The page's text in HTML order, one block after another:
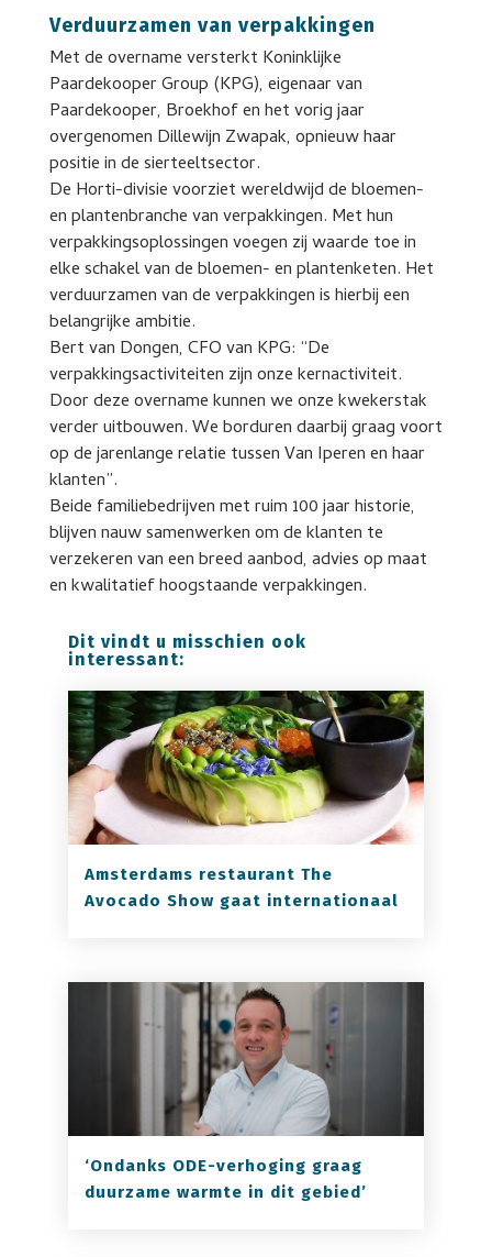
Verduurzamen van verpakkingen
Met de overname versterkt Koninklijke
Paardekooper Group (KPG), eigenaar van
Paardekooper, Broekhof en het vorig jaar
overgenomen Dillewijn Zwapak, opnieuw haar
positie in de sierteeltsector.
De Horti-divisie voorziet wereldwijd de bloemen-
en plantenbranche van verpakkingen. Met hun
verpakkingsoplossingen voegen zij waarde toe in
elke schakel van de bloemen- en plantenketen. Het
verduurzamen van de verpakkingen is hierbij een
belangrijke ambitie.
Bert van Dongen, CFO van KPG: “De
verpakkingsactiviteiten zijn onze kernactiviteit.
Door deze overname kunnen we onze kwekerstak
verder uitbouwen. We borduren daarbij graag voort
op de jarenlange relatie tussen Van Iperen en haar
klanten”.
Beide familiebedrijven met ruim 100 jaar historie,
blijven nauw samenwerken om de klanten te
verzekeren van een breed aanbod, advies op maat
en kwalitatief hoogstaande verpakkingen.
Dit vindt u misschien ook
interessant:
Amsterdams restaurant The
Avocado Show gaat internationaal
‘Ondanks ODE-verhoging graag
duurzame warmte in dit gebied’